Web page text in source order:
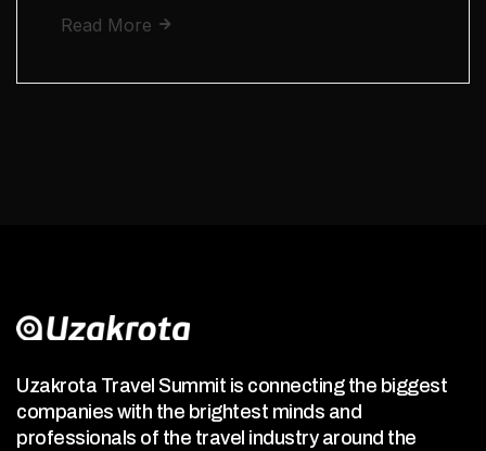
Read More
Uzakrota Travel Summit is connecting the biggest
companies with the brightest minds and
professionals of the travel industry around the